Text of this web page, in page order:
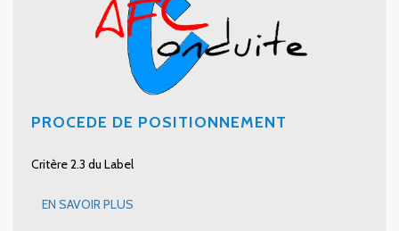
PROCEDE DE POSITIONNEMENT
Critère 2.3 du Label
EN SAVOIR PLUS